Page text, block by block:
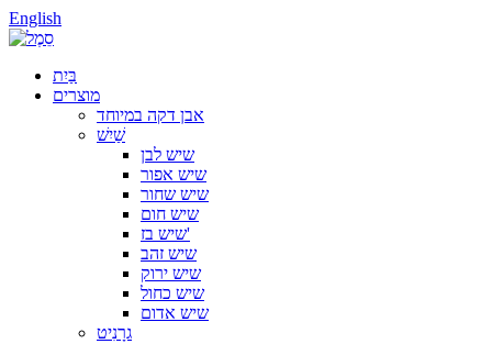
English
בַּיִת
מוצרים
אבן דקה במיוחד
שַׁיִשׁ
שיש לבן
שיש אפור
שיש שחור
שיש חום
שיש בז'
שיש זהב
שיש ירוק
שיש כחול
שיש אדום
גרָנִיט